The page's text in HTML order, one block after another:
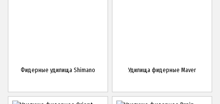
Фидерные удилища Shimano Удилища фидерные Maver